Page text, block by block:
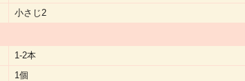
小さじ2
1-2本
1個